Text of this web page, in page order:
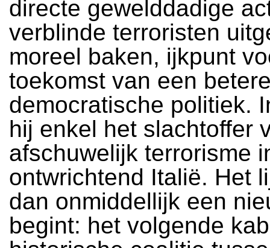
directe gewelddadige
verblinde terroristen
moreel baken, ijkpunt
toekomst van een
democratische politiek.
hij enkel het slachtoffer
afschuwelijk terrorisme
ontwrichtend Italië. Het
dan onmiddellijk een
begint: het volgende